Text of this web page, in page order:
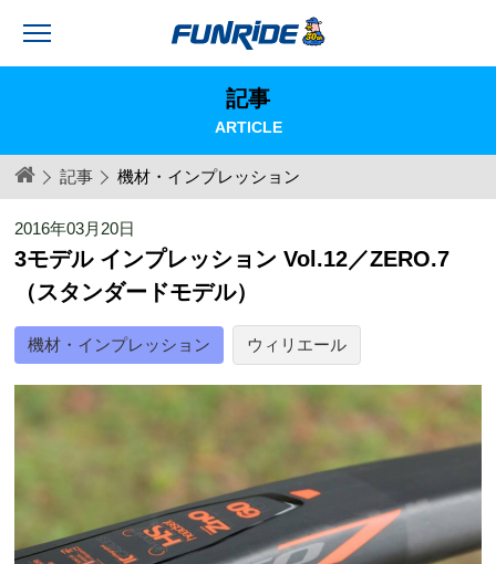
記事
ARTICLE
記事 機材・インプレッション
2016年03月20日
3モデル インプレッション Vol.12／ZERO.7
（スタンダードモデル）
機材・インプレッション ウィリエール